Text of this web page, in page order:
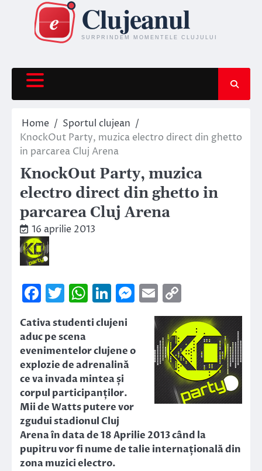
content
Home
Sportul clujean
KnockOut Party, muzica electro direct din ghetto
in parcarea Cluj Arena
KnockOut Party, muzica
electro direct din ghetto in
parcarea Cluj Arena
16 aprilie 2013
Facebook
Twitter
WhatsApp
LinkedIn
Messenger
Email
Link
Cativa studenti clujeni
aduc pe scena
evenimentelor clujene o
explozie de adrenalină
ce va invada mintea și
corpul participanților.
Mii de Watts putere vor
zgudui stadionul Cluj
Arena în data de 18 Aprilie 2013 când la
pupitru vor fi nume de talie internațională din
zona muzici electro.